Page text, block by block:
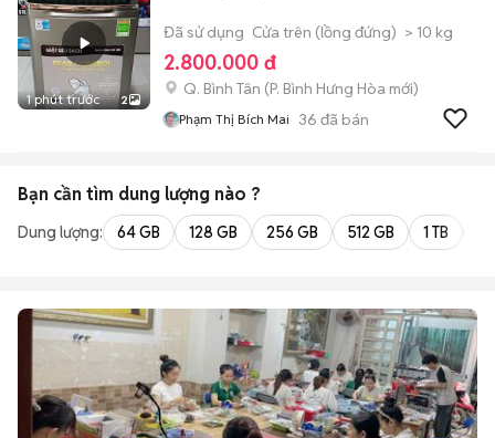
1 phút trước 2
Đã sử dụng Cửa trên (lồng đứng) > 10 kg
2.800.000 đ
Q. Bình Tân (P. Bình Hưng Hòa mới)
Phạm Thị Bích Mai 36 đã bán
Bạn cần tìm dung lượng nào ?
Dung lượng: 64 GB 128 GB 256 GB 512 GB 1 TB